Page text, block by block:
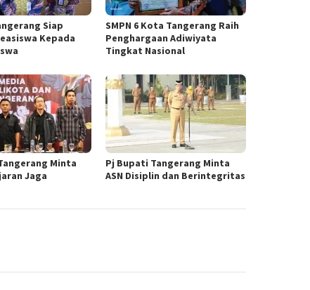
Siap
Kepada
SMPN 6 Kota Tangerang Raih
Penghargaan Adiwiyata
Tingkat Nasional
Minta
Jaga
Pj Bupati Tangerang Minta
ASN Disiplin dan Berintegritas